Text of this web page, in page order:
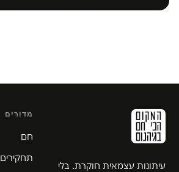
עיתונות עצמאית חוקרת. בלי
מדורים
חם
תחקירים